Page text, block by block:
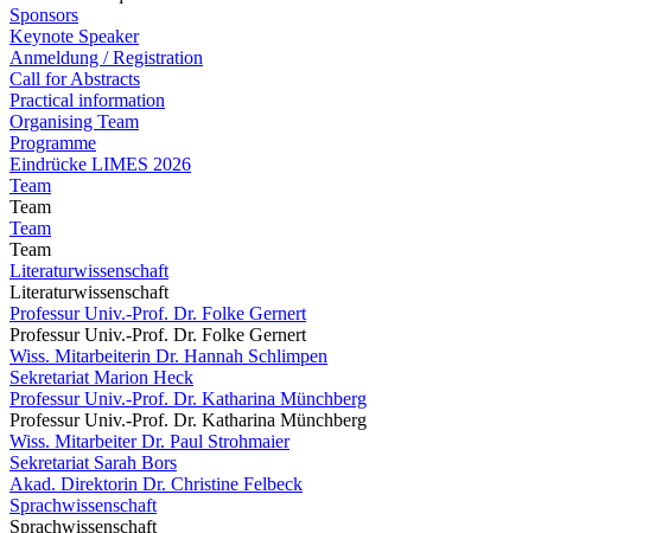
Sponsors
Keynote Speaker
Anmeldung / Registration
Call for Abstracts
Practical information
Organising Team
Programme
Eindrücke LIMES 2026
Team
Team
Team
Team
Literaturwissenschaft
Literaturwissenschaft
Professur Univ.-Prof. Dr. Folke Gernert
Professur Univ.-Prof. Dr. Folke Gernert
Wiss. Mitarbeiterin Dr. Hannah Schlimpen
Sekretariat Marion Heck
Professur Univ.-Prof. Dr. Katharina Münchberg
Professur Univ.-Prof. Dr. Katharina Münchberg
Wiss. Mitarbeiter Dr. Paul Strohmaier
Sekretariat Sarah Bors
Akad. Direktorin Dr. Christine Felbeck
Sprachwissenschaft
Sprachwissenschaft